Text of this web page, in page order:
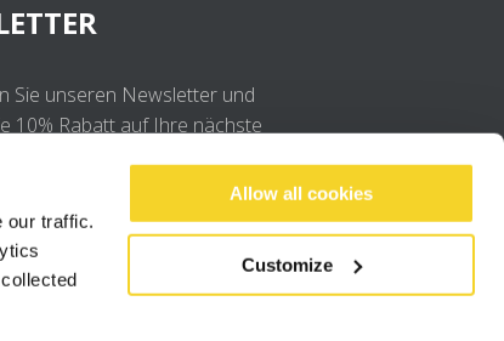
our traffic.
Allow all cookies
Customize
Sie unseren Newsletter und
10% Rabatt auf Ihre nächste
OK
derDatenschutzerklärung.